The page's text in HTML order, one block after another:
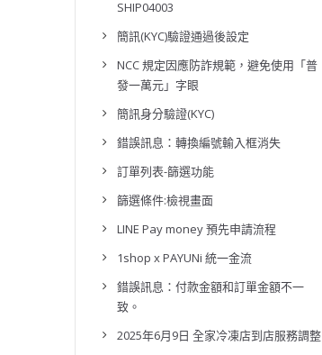
SHIP04003
簡訊(KYC)驗證通過後設定
NCC 規定因應防詐規範，避免使用「普
發一萬元」字眼
簡訊身分驗證(KYC)
錯誤訊息：轉換編號輸入框消失
訂單列表-篩選功能
篩選條件:檢視畫面
LINE Pay money 預先申請流程
1shop x PAYUNi 統一金流
錯誤訊息：付款金額和訂單金額不一
致。
2025年6月9日 全家冷凍店到店服務調整